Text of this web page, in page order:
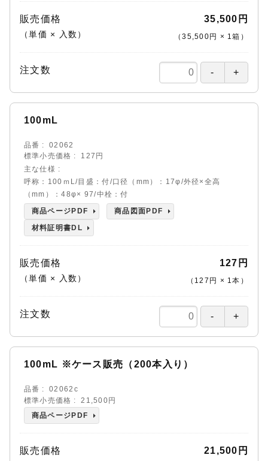
販売価格
（単価 × 入数）
35,500円
（35,500円 × 1箱 ）
注文数
100mL
品番
02062
標準小売価格
127円
主な仕様
呼称：100ｍL/目盛：付/口径（mm）：17φ/外径×全高
（mm）：48φ× 97/中栓：付
商品ページPDF
商品図面PDF
材料証明書DL
販売価格
（単価 × 入数）
127円
（ 127円 × 1本 ）
注文数
100mL ※ケース販売（200本入り）
品番
02062c
標準小売価格
21,500円
商品ページPDF
販売価格 21,500円